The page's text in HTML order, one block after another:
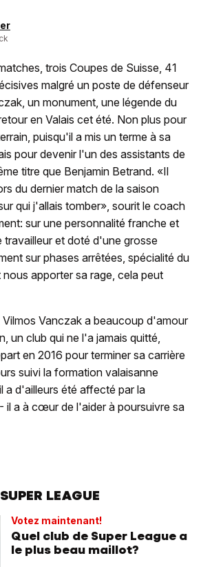
trois Coupes de Suisse, 41
malgré un poste de défenseur
un monument, une légende du
en Valais cet été. Non plus pour
puisqu'il a mis un terme à sa
pour devenir l'un des assistants de
titre que Benjamin Betrand. «Il
du dernier match de la saison
qui j'allais tomber», sourit le coach
sur une personnalité franche et
travailleur et doté d'une grosse
sur phases arrêtées, spécialité du
apporter sa rage, cela peut
Vilmos Vanczak a beaucoup d'amour
un club qui ne l'a jamais quitté,
en 2016 pour terminer sa carrière
suivi la formation valaisanne
a d'ailleurs été affecté par la
il a à cœur de l'aider à poursuivre sa
LEAGUE
Votez maintenant!
Quel club de Super League a
le plus beau maillot?